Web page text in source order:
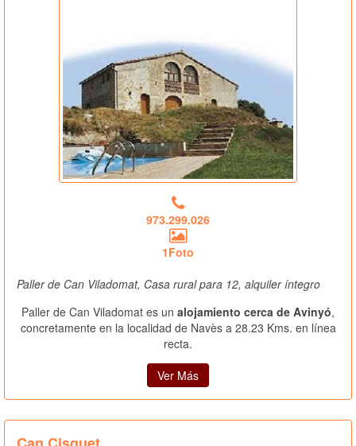
973.299.026
1Foto
Paller de Can Viladomat, Casa rural para 12, alquiler íntegro
Paller de Can Viladomat es un alojamiento cerca de Avinyó,
concretamente en la localidad de Navès a 28.23 Kms. en línea
recta.
Ver Más